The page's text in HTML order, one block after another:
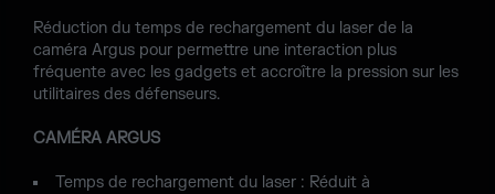
Réduction du temps de rechargement du laser de la
caméra Argus pour permettre une interaction plus
fréquente avec les gadgets et accroître la pression sur les
utilitaires des défenseurs.
CAMÉRA ARGUS
Temps de rechargement du laser : Réduit à